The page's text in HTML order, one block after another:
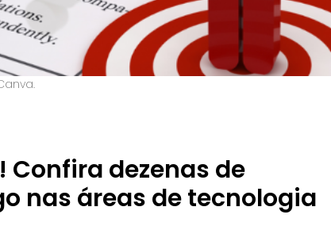
Confira dezenas de
nas áreas de tecnologia